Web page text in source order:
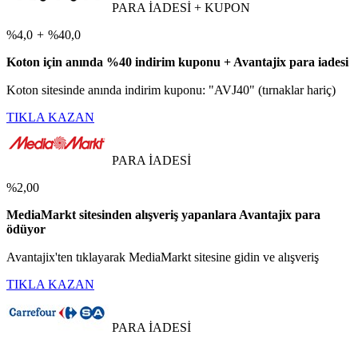
PARA İADESİ + KUPON
%4,0 + %40,0
Koton için anında %40 indirim kuponu + Avantajix para iadesi
Koton sitesinde anında indirim kuponu: "AVJ40" (tırnaklar hariç)
TIKLA KAZAN
PARA İADESİ
%2,00
MediaMarkt sitesinden alışveriş yapanlara Avantajix para
ödüyor
Avantajix'ten tıklayarak MediaMarkt sitesine gidin ve alışveriş
TIKLA KAZAN
PARA İADESİ